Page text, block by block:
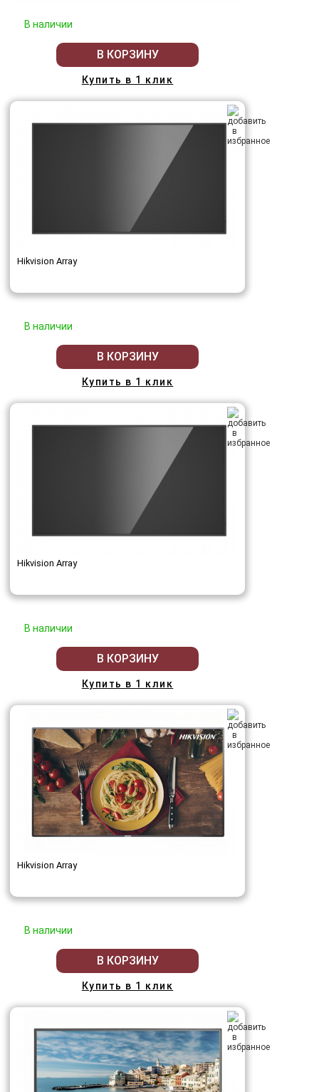
В наличии
В КОРЗИНУ
Купить в 1 клик
Hikvision Array
В наличии
В КОРЗИНУ
Купить в 1 клик
Hikvision Array
В наличии
В КОРЗИНУ
Купить в 1 клик
Hikvision Array
В наличии
В КОРЗИНУ
Купить в 1 клик